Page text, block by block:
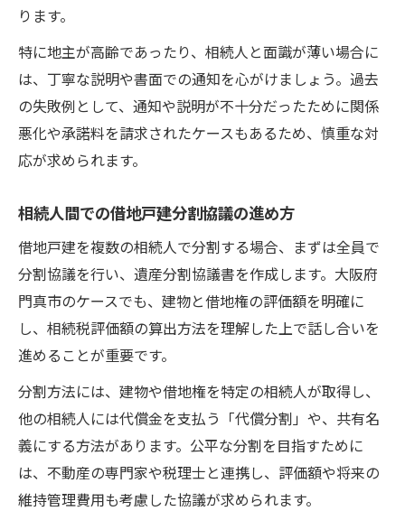
ります。
特に地主が高齢であったり、相続人と面識が薄い場合に
は、丁寧な説明や書面での通知を心がけましょう。過去
の失敗例として、通知や説明が不十分だったために関係
悪化や承諾料を請求されたケースもあるため、慎重な対
応が求められます。
相続人間での借地戸建分割協議の進め方
借地戸建を複数の相続人で分割する場合、まずは全員で
分割協議を行い、遺産分割協議書を作成します。大阪府
門真市のケースでも、建物と借地権の評価額を明確に
し、相続税評価額の算出方法を理解した上で話し合いを
進めることが重要です。
分割方法には、建物や借地権を特定の相続人が取得し、
他の相続人には代償金を支払う「代償分割」や、共有名
義にする方法があります。公平な分割を目指すために
は、不動産の専門家や税理士と連携し、評価額や将来の
維持管理費用も考慮した協議が求められます。